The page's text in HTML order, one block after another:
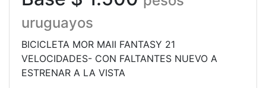
uruguayos
BICICLETA MOR MAII FANTASY 21
VELOCIDADES- CON FALTANTES NUEVO A
ESTRENAR A LA VISTA